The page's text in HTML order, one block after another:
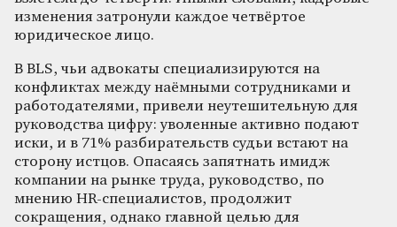
изменения затронули каждое четвёртое
юридическое лицо.
В BLS, чьи адвокаты специализируются на
конфликтах между наёмными сотрудниками и
работодателями, привели неутешительную для
руководства цифру: уволенные активно подают
иски, и в 71% разбирательств судьи встают на
сторону истцов. Опасаясь запятнать имидж
компании на рынке труда, руководство, по
мнению HR-специалистов, продолжит
сокращения, однако главной целью для